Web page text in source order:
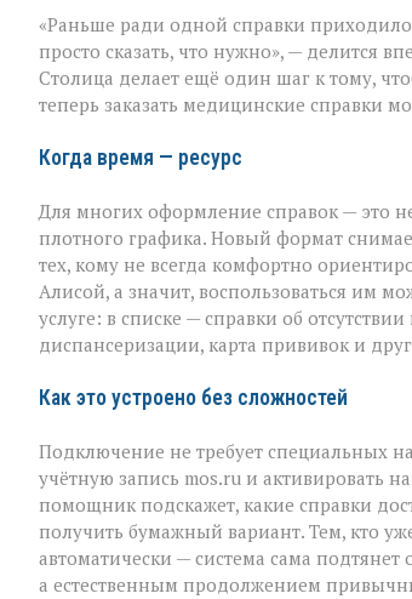
«Раньше ради одной справки
просто сказать, что нужно», — делится
Столица делает ещё один шаг к тому,
теперь заказать медицинские справки
Когда время — ресурс
Для многих оформление справок — это
плотного графика. Новый формат
тех, кому не всегда комфортно
Алисой, а значит, воспользоваться им
услуге: в списке — справки об
диспансеризации, карта прививок и
Как это устроено без сложностей
Подключение не требует специальных
учётную запись mos.ru и активировать
помощник подскажет, какие справки
получить бумажный вариант. Тем, кто
автоматически — система сама
а естественным продолжением